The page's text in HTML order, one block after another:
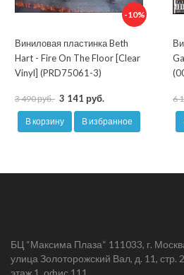
-10%
Виниловая пластинка Beth
Hart - Fire On The Floor [Clear
Vinyl] (PRD75061-3)
3 490 руб. 3 141 руб.
В корзину В избранное
6
БЦ “Максима Плаза“ 111033, г.
улица Золоторожский Вал, д. 11, стр.